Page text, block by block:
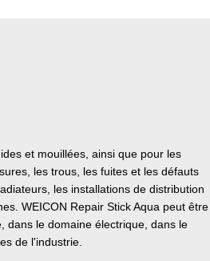
et mouillées, ainsi que pour les
les trous, les fuites et les défauts
les installations de distribution
WEICON Repair Stick Aqua peut être
dans le domaine électrique, dans le
de l'industrie.